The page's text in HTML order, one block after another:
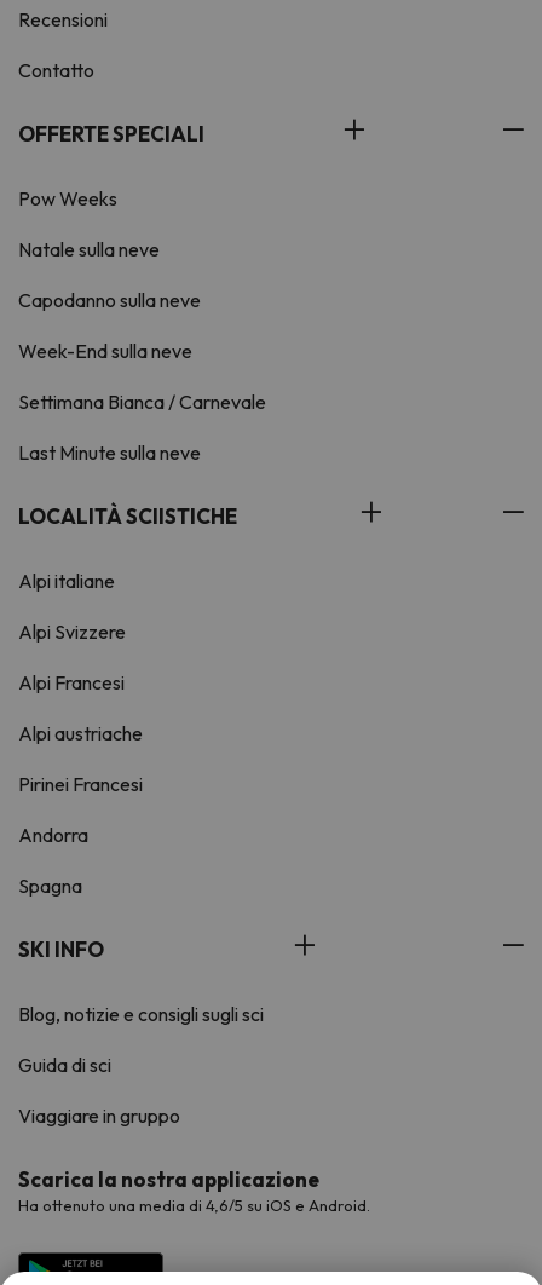
Recensioni
Contatto
OFFERTE SPECIALI
Pow Weeks
Natale sulla neve
Capodanno sulla neve
Week-End sulla neve
Settimana Bianca / Carnevale
Last Minute sulla neve
LOCALITÀ SCIISTICHE
Alpi italiane
Alpi Svizzere
Alpi Francesi
Alpi austriache
Pirinei Francesi
Andorra
Spagna
SKI INFO
Blog, notizie e consigli sugli sci
Guida di sci
Viaggiare in gruppo
Scarica la nostra applicazione
Ha ottenuto una media di 4,6/5 su iOS e Android.